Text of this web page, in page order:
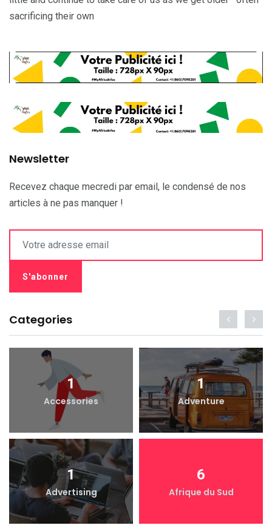
sacrificing their own
Newsletter
Recevez chaque mecredi par email, le condensé de nos
articles à ne pas manquer !
Categories
1
Accessories
1
Adventure
1
Advertising
6
Afrique du Sud